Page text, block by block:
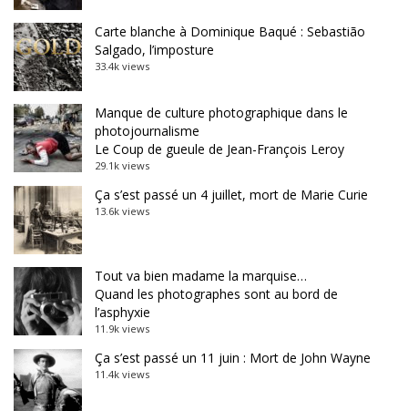
Carte blanche à Dominique Baqué : Sebastião
Salgado, l’imposture
33.4k views
Manque de culture photographique dans le
photojournalisme
Le Coup de gueule de Jean-François Leroy
29.1k views
Ça s’est passé un 4 juillet, mort de Marie Curie
13.6k views
Tout va bien madame la marquise…
Quand les photographes sont au bord de
l’asphyxie
11.9k views
Ça s’est passé un 11 juin : Mort de John Wayne
11.4k views